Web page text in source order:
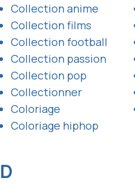
Collection anime
Collection films
Collection football
Collection passion
Collection pop
Collectionner
Coloriage
Coloriage hiphop
D